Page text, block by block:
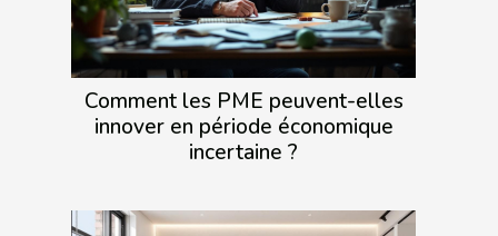
Comment les PME peuvent-elles
innover en période économique
incertaine ?